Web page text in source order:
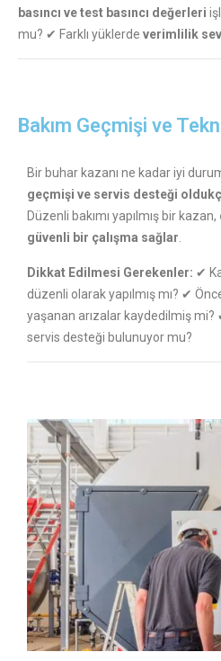
basıncı ve test basıncı değerleri
mu? ✔ Farklı yüklerde verimlilik
Bakım Geçmişi ve
Bir buhar kazanı ne kadar iyi
geçmişi ve servis desteği
Düzenli bakımı yapılmış bir kazan,
güvenli bir çalışma sağlar
Dikkat Edilmesi Gerekenler: ✔
düzenli olarak yapılmış mı? ✔
yaşanan arızalar kaydedilmiş
servis desteği bulunuyor mu?